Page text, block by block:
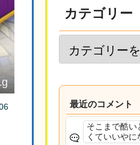
カテゴリー
最近のコメント
そこまで酷い
くていいやに